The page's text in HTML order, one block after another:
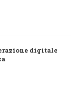
digitale